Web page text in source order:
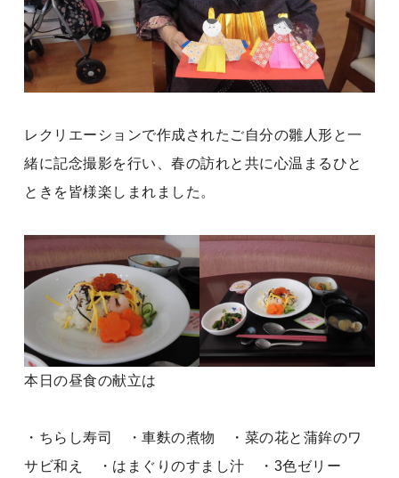
レクリエーションで作成されたご自分の雛人形と一
緒に記念撮影を行い、春の訪れと共に心温まるひと
ときを皆様楽しまれました。
本日の昼食の献立は
・ちらし寿司 ・車麩の煮物 ・菜の花と蒲鉾のワ
サビ和え ・はまぐりのすまし汁 ・3色ゼリー